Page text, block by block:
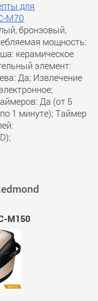
для
M70
бронзовый,
мощность:
керамическое
элемент:
Да; Извлечение
Да (от 5
1 минуте); Таймер
M150